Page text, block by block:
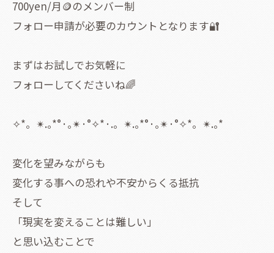
700yen/月🪙のメンバー制
フォロー申請が必要のカウントとなります🔐
まずはお試しでお気軽に
フォローしてくださいね🌈
✧⁠*⁠。✴.⁠｡⁠*⁠°·｡✴·°✧⁠*⁠·.。✴.⁠｡⁠*⁠°·｡✴·°✧⁠*⁠。✴.⁠｡⁠*⁠
変化を望みながらも
変化する事への恐れや不安からくる抵抗
そして
「現実を変えることは難しい」
と思い込むことで